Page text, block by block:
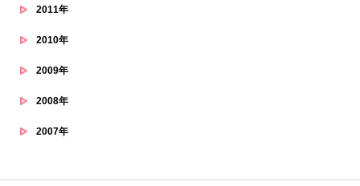
2011年
2010年
2009年
2008年
2007年